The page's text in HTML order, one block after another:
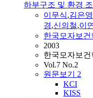
하부구조 및 환경
이무식,김은영
경,신의철,이
한국모자보건
2003
한국모자보건
Vol.7 No.2
원문보기 2
KCI
KISS